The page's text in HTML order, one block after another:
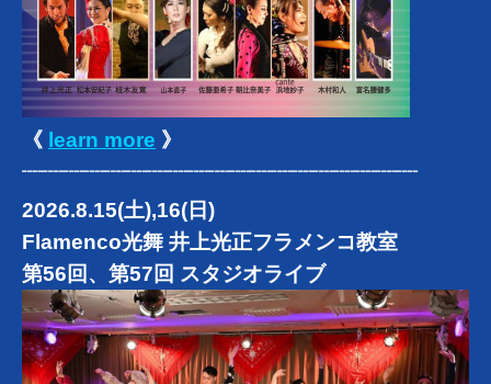
《 learn more 》
┈┈┈┈┈┈┈┈┈┈┈┈┈┈┈┈┈┈┈
2026.8.15(土),16(日)
Flamenco光舞 井上光正フラメンコ教室
第56回、第57回 スタジオライブ